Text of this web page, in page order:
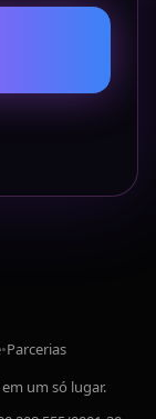
•Parcerias
um só lugar.